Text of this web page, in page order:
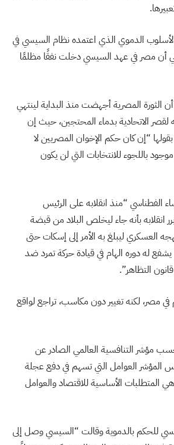
الدموي الذي اعتمده نظام السيسي في
أن مصر في عهد السيسي دخلت نفقًا مظلمًا
الثورة المصرية أجهضت منذ البداية لينتهي
الاتحادية بدماء المحتجين، حيث إن
“إن كان حكم الإخوان المصريين لا
باللجوء للانتخابات التي لن يكون
“منذ انقلابه على الرئيس
بأنه جاء ليخلص البلاد من قبضة
العسكري ليبلغ به الأمر إلى إسكات حتى
له دوره الهام في قيادة حركة تمرد ضد
التظاهر”.
في مصر، لكنه تغيير دون مكاسب، تراجع لواقع
حسب مؤشر التنافسية العالمي الصادر عن
لسنة 2015/2016 والمرتبة 116 عالميًا، ويقيس المؤشر العوامل التي تسهم في دفع عجلة
رئيسية وهي المتطلبات الأساسية للاقتصاد والعوامل
للحكم بالدموية وقالت “السيسي وصل إلى